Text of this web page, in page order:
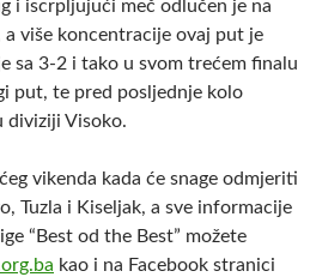
i iscrpljujući meč odlučen je na
više koncentracije ovaj put je
sa 3-2 i tako u svom trećem finalu
put, te pred posljednje kolo
diviziji Visoko.
vikenda kada će snage odmjeriti
Tuzla i Kiseljak, a sve informacije
“Best od the Best” možete
kao i na Facebook stranici